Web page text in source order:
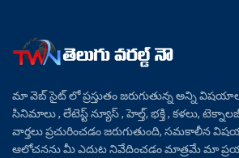
మా వెబ్ సైట్ లో ప్రస్తుతం జరుగుతున్న అన్ని
సినిమాలు , లేటెస్ట్ న్యూస్ , హెల్త్, భక్తి , కళలు,
వార్తలు ప్రచురించడం జరుగుతుంది, సమకాలీన
ఆలోచనను మీ ఎదుట నివేదించడం మాత్రమే మా